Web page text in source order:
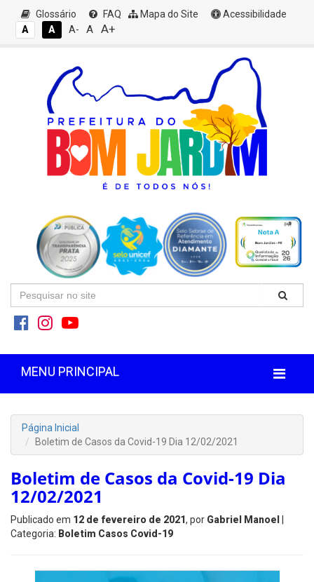
Glossário FAQ Mapa do Site
Acessibilidade
A
A A- A A+
MENU PRINCIPAL
Página Inicial
Boletim de Casos da Covid-19 Dia 12/02/2021
Boletim de Casos da Covid-19 Dia
12/02/2021
Publicado em 12 de fevereiro de 2021, por Gabriel Manoel
Categoria: Boletim Casos Covid-19